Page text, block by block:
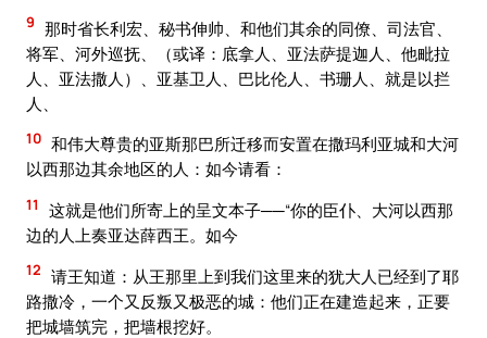
9 那时省长利宏、秘书伸帅、和他们其余的同僚、司法官、
将军、河外巡抚、（或译：底拿人、亚法萨提迦人、他毗拉
人、亚法撒人）、亚基卫人、巴比伦人、书珊人、就是以拦
人、
10 和伟大尊贵的亚斯那巴所迁移而安置在撒玛利亚城和大河
以西那边其余地区的人：如今请看：
11
这就是他们所寄上的呈文本子──“你的臣仆、大河以西那
边的人上奏亚达薛西王。如今
12 请王知道：从王那里上到我们这里来的犹大人已经到了耶
路撒冷，一个又反叛又极恶的城：他们正在建造起来，正要
把城墙筑完，把墙根挖好。